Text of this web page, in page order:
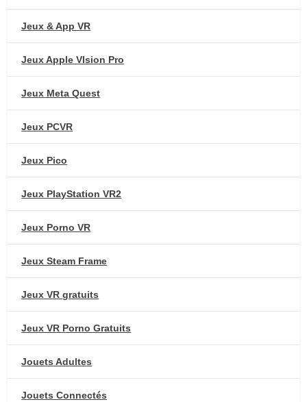
Jeux & App VR
Jeux Apple VIsion Pro
Jeux Meta Quest
Jeux PCVR
Jeux Pico
Jeux PlayStation VR2
Jeux Porno VR
Jeux Steam Frame
Jeux VR gratuits
Jeux VR Porno Gratuits
Jouets Adultes
Jouets Connectés